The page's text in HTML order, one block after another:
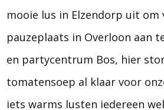
mooie lus in Elzendorp uit om
pauzeplaats in Overloon aan
en partycentrum Bos, hier
tomatensoep al klaar voor
iets warms lusten iedereen